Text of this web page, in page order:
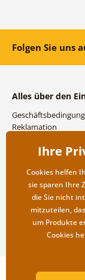
Folgen Sie uns
Alles über den
Reklamation
Versand- und
Rücksendung der
Ihre
Cookies helfen
sie sparen Ihre
die Sie nicht
mitzuteilen,
um Produkte
Cookies